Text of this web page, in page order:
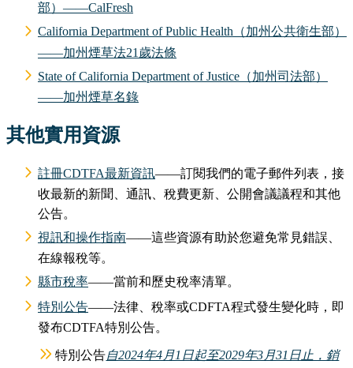
部）——CalFresh
California Department of Public Health（加州公共衛生部）
——加州煙草法21歲法條
State of California Department of Justice（加州司法部）
——加州煙草名錄
其他實用資源
註冊CDTFA最新資訊——訂閱我們的電子郵件列表，接
收最新的新聞、通訊、稅費更新、公開會議議程和其他
公告。
視訊和操作指南——這些資源有助於您避免常見錯誤、
在線報稅等。
縣市稅率——當前和歷史稅率清單。
特別公告——法律、稅率或CDFTA程式發生變化時，即
發布CDTFA特別公告。
特別公告自2024年4月1日起至2029年3月31日止，銷